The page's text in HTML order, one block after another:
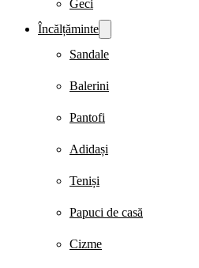
Geci
Încălțăminte
Sandale
Balerini
Pantofi
Adidași
Teniși
Papuci de casă
Cizme